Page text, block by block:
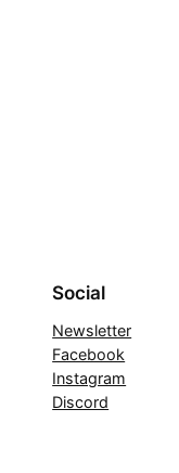
Social
Newsletter
Facebook
Instagram
Discord